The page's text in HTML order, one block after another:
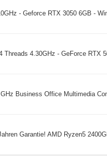
- Geforce RTX 3050 6GB -
4.30GHz - GeForce RTX
Business Office Multimedia
Garantie! AMD Ryzen5